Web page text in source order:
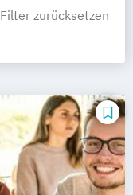
Filter zurücksetzen